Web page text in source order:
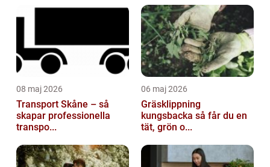
08 maj 2026
Transport Skåne – så
skapar professionella
transpo...
06 maj 2026
Gräsklippning
kungsbacka så får du en
tät, grön o...